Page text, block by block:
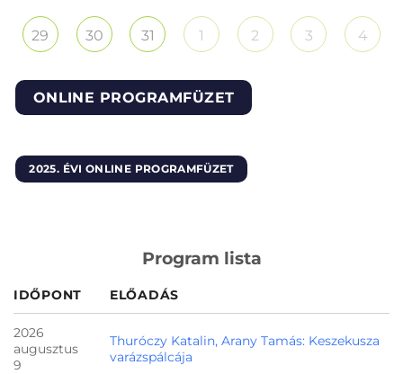
29 30 31 1 2 3 4
ONLINE PROGRAMFÜZET
2025. ÉVI ONLINE PROGRAMFÜZET
Program lista
IDŐPONT ELŐADÁS
2026
augusztus
9
Thuróczy Katalin, Arany Tamás: Keszekusza
varázspálcája